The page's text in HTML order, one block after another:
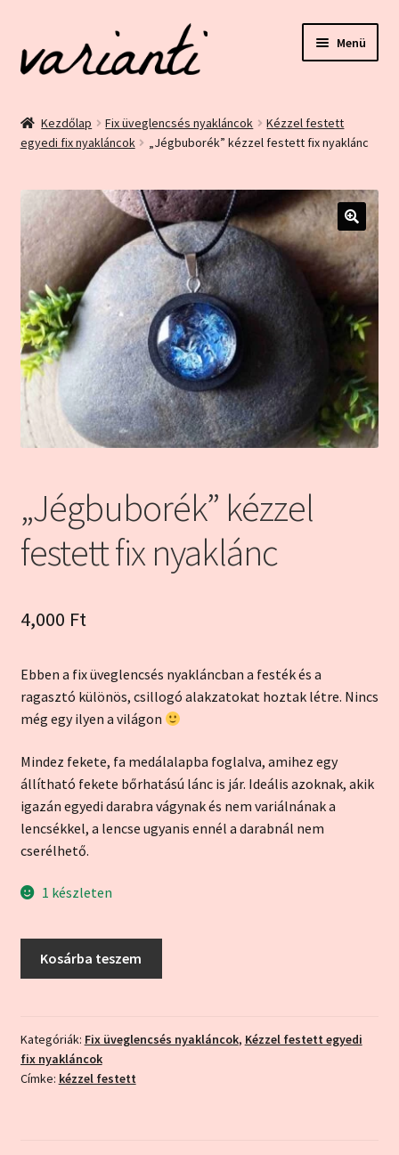
a
navigációhoz
a
tartalomba
Menü
ÁSZF és Adatvédelem
Blog
Bolt
Ez egy minta oldal
Fiókom
Home
Kapcsolat
My account
Pénztár
Szállítás és garancia
Kezdőlap Fix üveglencsés nyakláncok
Kézzel festett
egyedi fix nyakláncok
„Jégbuborék” kézzel festett fix nyaklánc
🔍
„Jégbuborék” kézzel
festett fix nyaklánc
4,000 Ft
Ebben a fix üveglencsés nyakláncban a festék és a
ragasztó különös, csillogó alakzatokat hoztak létre. Nincs
még egy ilyen a világon
Mindez fekete, fa medálalapba foglalva, amihez egy
állítható fekete bőrhatású lánc is jár. Ideális azoknak, akik
igazán egyedi darabra vágynak és nem variálnának a
lencsékkel, a lencse ugyanis ennél a darabnál nem
cserélhető.
1 készleten
"Jégbuborék"
nyaklánc
mennyiség
Kosárba teszem
Kategóriák: Fix üveglencsés nyakláncok, Kézzel festett egyedi
fix nyakláncok
Címke: kézzel festett